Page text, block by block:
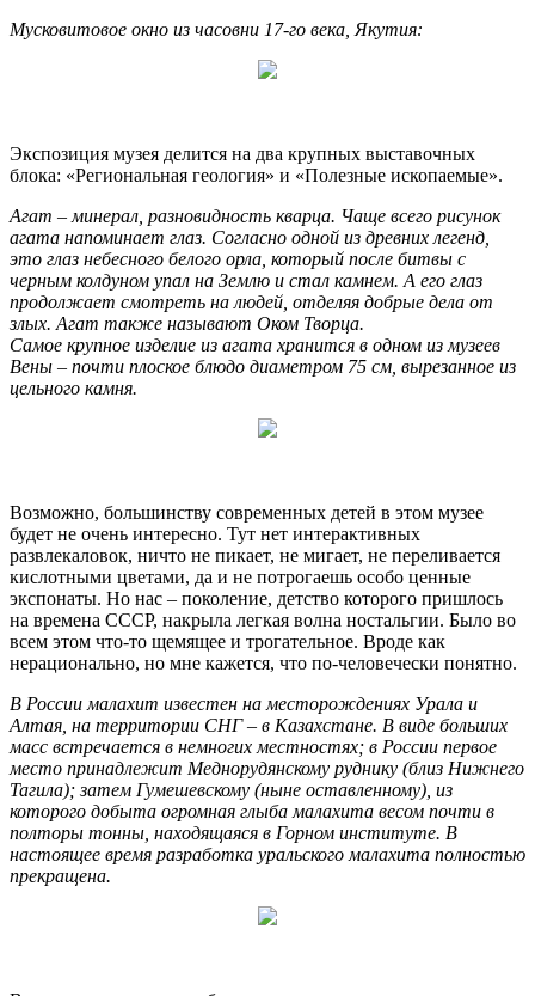
Мусковитовое окно из часовни 17-го века, Якутия:
Экспозиция музея делится на два крупных выставочных
блока: «Региональная геология» и «Полезные ископаемые».
Агат – минерал, разновидность кварца. Чаще всего рисунок
агата напоминает глаз. Согласно одной из древних легенд,
это глаз небесного белого орла, который после битвы с
черным колдуном упал на Землю и стал камнем. А его глаз
продолжает смотреть на людей, отделяя добрые дела от
злых. Агат также называют Оком Творца.
Самое крупное изделие из агата хранится в одном из музеев
Вены – почти плоское блюдо диаметром 75 см, вырезанное из
цельного камня.
Возможно, большинству современных детей в этом музее
будет не очень интересно. Тут нет интерактивных
развлекаловок, ничто не пикает, не мигает, не переливается
кислотными цветами, да и не потрогаешь особо ценные
экспонаты. Но нас – поколение, детство которого пришлось
на времена СССР, накрыла легкая волна ностальгии. Было во
всем этом что-то щемящее и трогательное. Вроде как
нерационально, но мне кажется, что по-человечески понятно.
В России малахит известен на месторождениях Урала и
Алтая, на территории СНГ – в Казахстане. В виде больших
масс встречается в немногих местностях; в России первое
место принадлежит Меднорудянскому руднику (близ Нижнего
Тагила); затем Гумешевскому (ныне оставленному), из
которого добыта огромная глыба малахита весом почти в
полторы тонны, находящаяся в Горном институте. В
настоящее время разработка уральского малахита полностью
прекращена.